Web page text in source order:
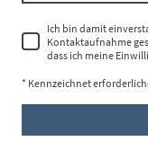
Ich bin damit
Kontaktaufnahme
dass ich meine
* Kennzeichnet